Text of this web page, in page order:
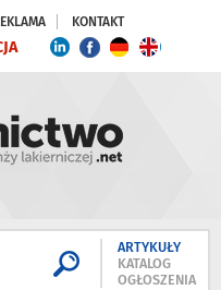
KONTAKT
ARTYKUŁY
KATALOG
OGŁOSZENIA